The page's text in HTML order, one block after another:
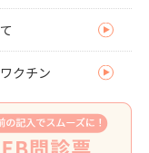
クチン